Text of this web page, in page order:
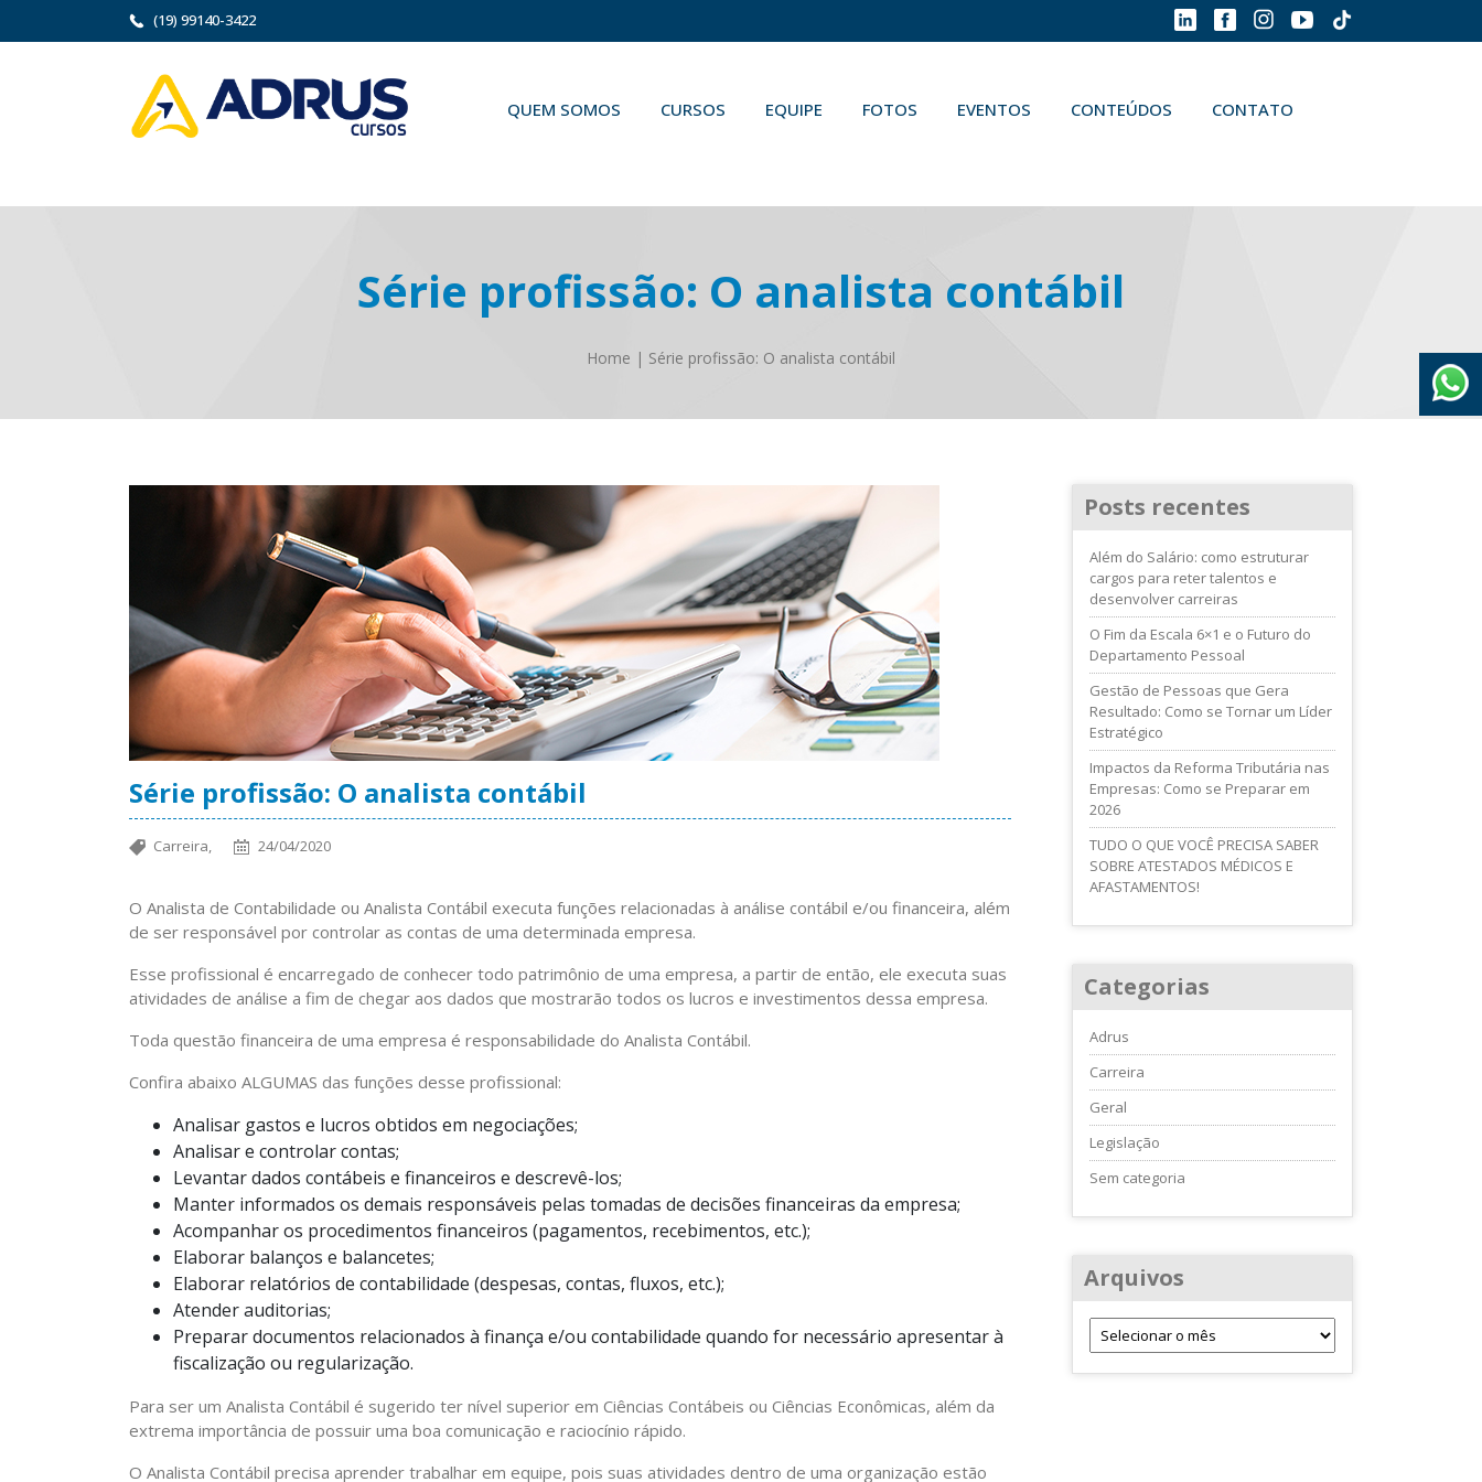
(19) 99140-3422
QUEM SOMOS CURSOS EQUIPE FOTOS EVENTOS CONTEÚDOS CONTATO
Série profissão: O analista contábil
Home | Série profissão: O analista contábil
Série profissão: O analista contábil
Carreira, 24/04/2020
O Analista de Contabilidade ou Analista Contábil executa funções relacionadas à análise contábil e/ou financeira, além
de ser responsável por controlar as contas de uma determinada empresa.
Esse profissional é encarregado de conhecer todo patrimônio de uma empresa, a partir de então, ele executa suas
atividades de análise a fim de chegar aos dados que mostrarão todos os lucros e investimentos dessa empresa.
Toda questão financeira de uma empresa é responsabilidade do Analista Contábil.
Confira abaixo ALGUMAS das funções desse profissional:
Analisar gastos e lucros obtidos em negociações;
Analisar e controlar contas;
Levantar dados contábeis e financeiros e descrevê-los;
Manter informados os demais responsáveis pelas tomadas de decisões financeiras da empresa;
Acompanhar os procedimentos financeiros (pagamentos, recebimentos, etc.);
Elaborar balanços e balancetes;
Elaborar relatórios de contabilidade (despesas, contas, fluxos, etc.);
Atender auditorias;
Preparar documentos relacionados à finança e/ou contabilidade quando for necessário apresentar à
fiscalização ou regularização.
Para ser um Analista Contábil é sugerido ter nível superior em Ciências Contábeis ou Ciências Econômicas, além da
extrema importância de possuir uma boa comunicação e raciocínio rápido.
O Analista Contábil precisa aprender trabalhar em equipe, pois suas atividades dentro de uma organização estão
Posts recentes
Além do Salário: como estruturar
cargos para reter talentos e
desenvolver carreiras
O Fim da Escala 6×1 e o Futuro do
Departamento Pessoal
Gestão de Pessoas que Gera
Resultado: Como se Tornar um Líder
Estratégico
Impactos da Reforma Tributária nas
Empresas: Como se Preparar em
2026
TUDO O QUE VOCÊ PRECISA SABER
SOBRE ATESTADOS MÉDICOS E
AFASTAMENTOS!
Categorias
Adrus
Carreira
Geral
Legislação
Sem categoria
Arquivos